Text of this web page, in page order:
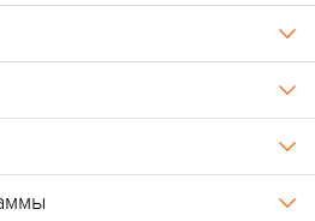
all-inclusive.
теперь доступно для
отелей Sun Siyam Resorts (